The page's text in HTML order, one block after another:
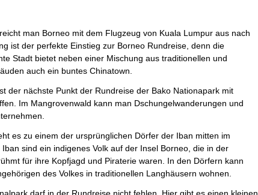
man Borneo mit dem Flugzeug von Kuala Lumpur aus nach
ist der perfekte Einstieg zur Borneo Rundreise, denn die
Stadt bietet neben einer Mischung aus traditionellen und
auch ein buntes Chinatown.
der nächste Punkt der Rundreise der Bako Nationapark mit
Im Mangrovenwald kann man Dschungelwanderungen und
es zu einem der ursprünglichen Dörfer der Iban mitten im
Iban sind ein indigenes Volk auf der Insel Borneo, die in der
für ihre Kopfjagd und Piraterie waren. In den Dörfern kann
des Volkes in traditionellen Langhäusern wohnen.